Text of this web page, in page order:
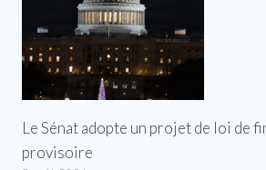
Le Sénat adopte un projet de loi de
provisoire